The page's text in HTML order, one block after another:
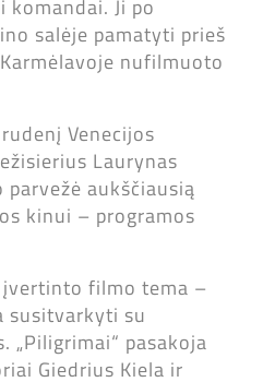
Ji po
salėje pamatyti prieš
nufilmuoto
Venecijos
Laurynas
aukščiausią
kinui – programos
filmo tema –
susitvarkyti su
„Piligrimai“ pasakoja
Giedrius Kiela ir